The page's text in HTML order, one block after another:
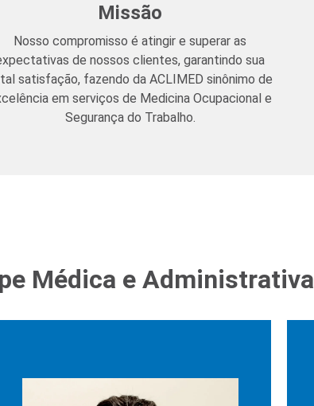
Missão
Nosso compromisso é atingir e superar as
de nossos clientes, garantindo sua
satisfação, fazendo da ACLIMED sinônimo de
em serviços de Medicina Ocupacional e
Segurança do Trabalho.
Médica e Administrativa